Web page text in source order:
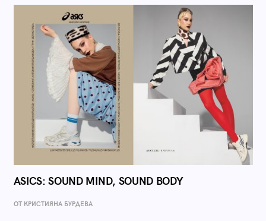
ASICS: SOUND MIND, SOUND BODY
ОТ КРИСТИЯНА БУРДЕВА